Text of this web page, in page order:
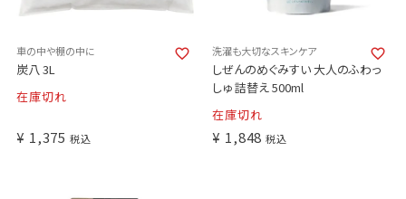
車の中や棚の中に
炭八 3L
在庫切れ
¥ 1,375 税込
洗濯も大切なスキンケア
しぜんのめぐみすい 大人のふわっ
しゅ 詰替え 500ml
在庫切れ
¥ 1,848 税込